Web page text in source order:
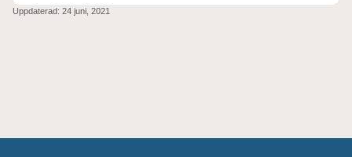
Uppdaterad: 24 juni, 2021